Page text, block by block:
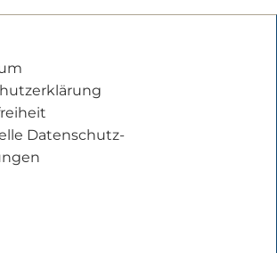
Datenschutz-